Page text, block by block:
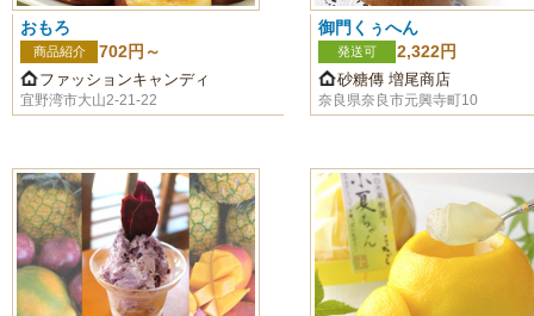
おもろ
商品紹介 702円～
ファッションキャンディ
宜野湾市大山2-21-22
御門くぅへん
発送可 2,322円
砂糖傳 増尾商店
奈良県奈良市元興寺町10